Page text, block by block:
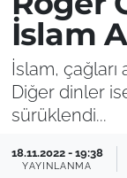
İslam
İslam, çağları
Diğer dinler
sürüklendi...
18.11.2022 - 19:38
YAYINLANMA